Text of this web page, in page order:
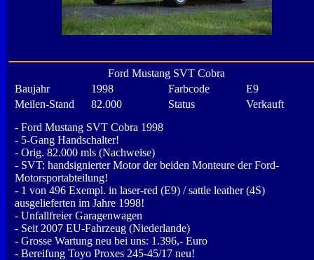
Ford Mustang SVT Cobra
Baujahr
1998 Farbcode
E9
Meilen-Stand
82.000 Status
Verkauft
- Ford Mustang SVT Cobra 1998
- 5-Gang Handschalter!
- Orig. 82.000 mls (Nachweise)
- SVT: handsignierter Motor der beiden Monteure der Ford-
Motorsportabteilung!
- 1 von 496 Exempl. in laser-red (E9) / sattle leather (4S)
ausgelieferten im Jahre 1998!
- Unfallfreier Garagenwagen
- Seit 2007 EU-Fahrzeug (Niederlande)
- Grosse Wartung neu bei uns: 1.396,- Euro
- Bereifung Toyo Proxes 245-45/17 neu!